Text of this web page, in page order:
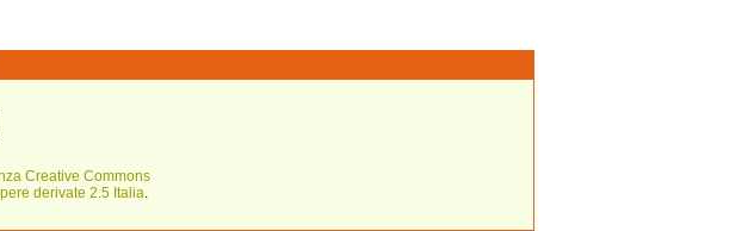
Creative Commons
derivate 2.5 Italia.